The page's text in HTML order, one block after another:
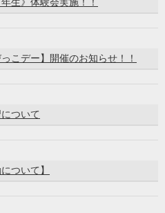
こデー】開催のお知らせ！！
ついて
ついて】